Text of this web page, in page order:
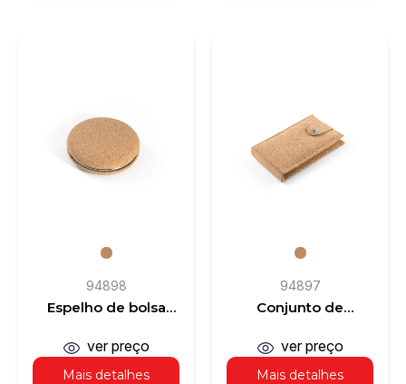
94898
Espelho de bolsa
Mais detalhes
ver preço
94897
Conjunto de
com peças em aço
inox
Mais detalhes
ver preço